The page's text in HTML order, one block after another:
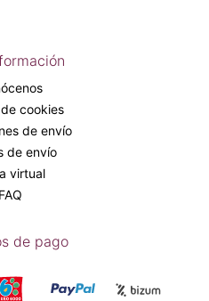
cookies
de envío
de envío
virtual
FAQ
de pago